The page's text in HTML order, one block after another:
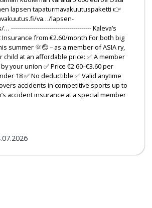
lapsen tapaturmavakuutuspaketti 👉
va…/lapsen-
---------------------------------------- Kaleva’s
Insurance from €2.60/month For both big
summer 🌞🤕 – as a member of ASIA ry,
child at an affordable price: ✅ A member
your union ✅ Price €2.60–€3.60 per
18 ✅ No deductible ✅ Valid anytime
accidents in competitive sports up to
accident insurance at a special member